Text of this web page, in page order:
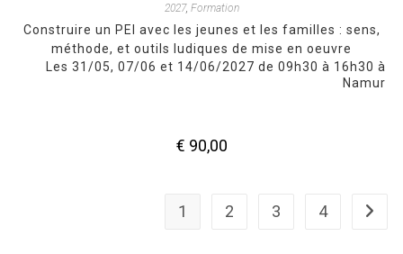
2027, Formation
Construire un PEI avec les jeunes et les familles : sens,
méthode, et outils ludiques de mise en oeuvre
Les 31/05, 07/06 et 14/06/2027 de 09h30 à 16h30 à
Namur
€ 90,00
1 2 3 4